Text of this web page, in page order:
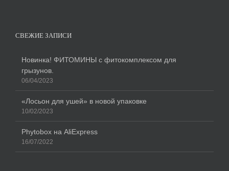
СВЕЖИЕ ЗАПИСИ
Новинка! ФИТОМИНЫ с фитокомплексом для
грызунов.
06/04/2023
«Лосьон для ушей» в новой упаковке
10/02/2023
Phytobox на AliExpress
16/07/2022